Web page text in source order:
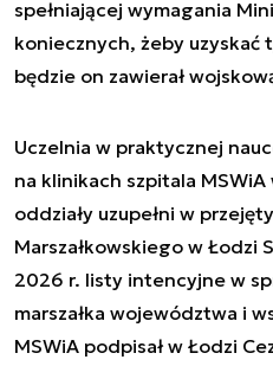
spełniającej wymagania
koniecznych, żeby uzyskać
będzie on zawierał
Uczelnia w praktycznej
na klinikach szpitala
oddziały uzupełni w
Marszałkowskiego w Łodzi
2026 r. listy intencyjne w
marszałka województwa i
MSWiA podpisał w Łodzi